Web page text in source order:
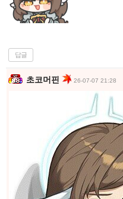
답글
초코머핀 26-07-07 21:28